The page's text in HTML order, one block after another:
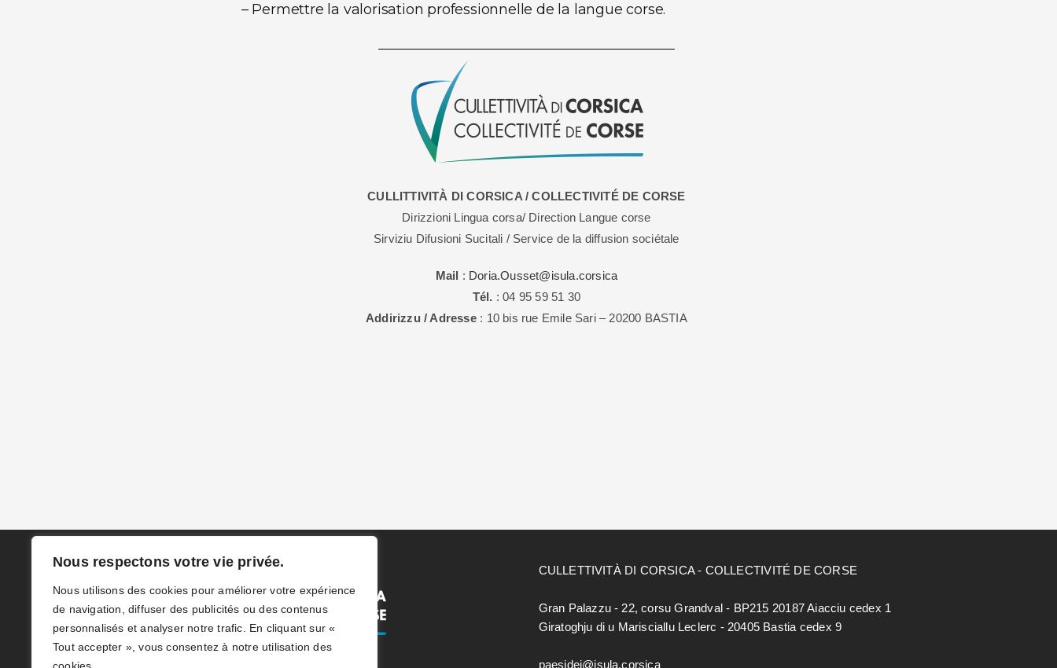
Nous respectons votre vie privée.
Nous utilisons des cookies pour améliorer votre expérience
de navigation, diffuser des publicités ou des contenus
personnalisés et analyser notre trafic. En cliquant sur «
Tout accepter », vous consentez à notre utilisation des
– Permettre la valorisation professionnelle de la langue corse.
CULLITTIVITÀ DI CORSICA / COLLECTIVITÉ DE CORSE
Dirizzioni Lingua corsa/ Direction Langue corse
Sirviziu Difusioni Sucitali / Service de la diffusion sociétale
Mail : Doria.Ousset@isula.corsica
Tél. : 04 95 59 51 30
Addirizzu / Adresse: 10 bis rue Emile Sari – 20200 BASTIA
CULLETTIVITÀ DI CORSICA - COLLECTIVITÉ DE CORSE
Gran Palazzu - 22, corsu Grandval - BP215 20187 Aiacciu cedex 1
Giratoghju di u Marisciallu Leclerc - 20405 Bastia cedex 9
paesidei@isula.corsica